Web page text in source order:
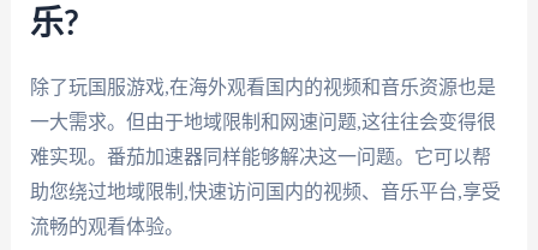
乐?
除了玩国服游戏,在海外观看国内的视频和音乐资源也是
一大需求。但由于地域限制和网速问题,这往往会变得很
难实现。番茄加速器同样能够解决这一问题。它可以帮
助您绕过地域限制,快速访问国内的视频、音乐平台,享受
流畅的观看体验。